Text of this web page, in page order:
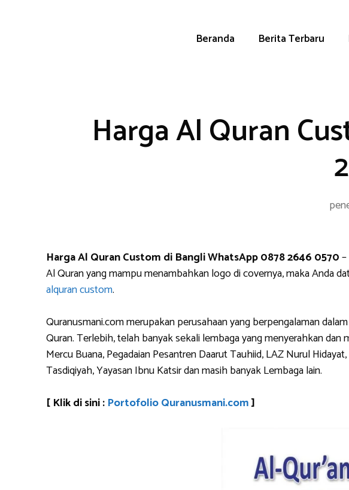
Beranda Berita Terbaru
Harga Al Quran
Harga Al Quran Custom di Bangli WhatsApp 0878 2646 0570
Al Quran yang mampu menambahkan logo di covernya, maka Anda
alquran custom.
Quranusmani.com merupakan perusahaan yang berpengalaman
Quran. Terlebih, telah banyak sekali lembaga yang menyerahkan
Mercu Buana, Pegadaian Pesantren Daarut Tauhiid, LAZ Nurul
Tasdiqiyah, Yayasan Ibnu Katsir dan masih banyak Lembaga lain.
[ Klik di sini : Portofolio Quranusmani.com]